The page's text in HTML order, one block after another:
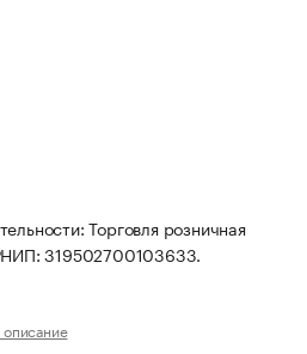
Торговля розничная
319502700103633.
описание